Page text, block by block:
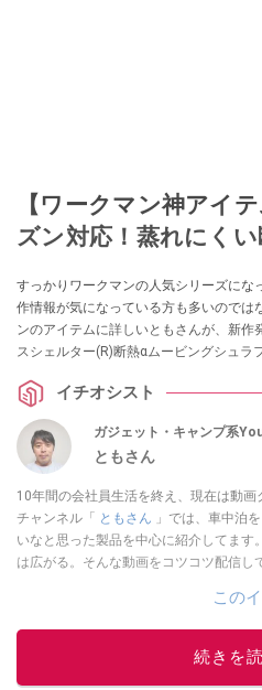
【ワークマン神アイ
ズン対応！蒸れにく
すっかりワークマンの人気シリーズにな
作情報が気になっている方も多いのでは
ンのアイテムに詳しいともさんが、新作
スシェルター(R)断熱αムービングシュラ
さい。 イチオシスト
ガジェット・キャンプ系
ともさん
10年間の会社員生活を終え、現在は動
チャンネル「
ともさん 」では、車中泊
いなと思った製品を中心に紹介してます
は広がる。そんな動画をコツコツ配信し
この
続きを